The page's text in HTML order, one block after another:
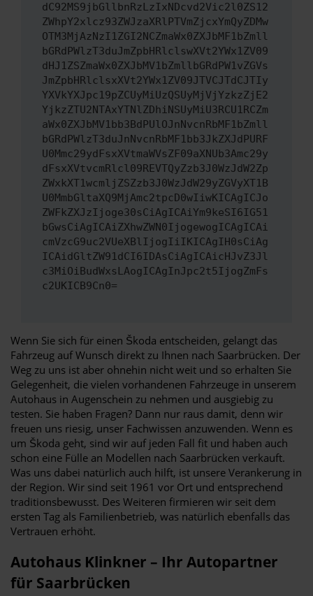
dC92MS9jbGllbnRzLzIxNDcvd2Vic2l0ZS12
ZWhpY2xlcz93ZWJzaXRlPTVmZjcxYmQyZDMw
OTM3MjAzNzI1ZGI2NCZmaWx0ZXJbMF1bZmll
bGRdPWlzT3duJmZpbHRlclswXVt2YWx1ZV09
dHJ1ZSZmaWx0ZXJbMV1bZmllbGRdPW1vZGVs
JmZpbHRlclsxXVt2YWx1ZV09JTVCJTdCJTIy
YXVkYXJpc19pZCUyMiUzQSUyMjVjYzkzZjE2
YjkzZTU2NTAxYTNlZDhiNSUyMiU3RCU1RCZm
aWx0ZXJbMV1bb3BdPUlOJnNvcnRbMF1bZmll
bGRdPWlzT3duJnNvcnRbMF1bb3JkZXJdPURF
U0Mmc29ydFsxXVtmaWVsZF09aXNUb3Amc29y
dFsxXVtvcmRlcl09REVTQyZzb3J0WzJdW2Zp
ZWxkXT1wcmljZSZzb3J0WzJdW29yZGVyXT1B
U0MmbGltaXQ9MjAmc2tpcD0wIiwKICAgICJo
ZWFkZXJzIjoge30sCiAgICAiYm9keSI6IG51
bGwsCiAgICAiZXhwZWN0IjogewogICAgICAi
cmVzcG9uc2VUeXBlIjogIiIKICAgIH0sCiAg
ICAidGltZW91dCI6IDAsCiAgICAicHJvZ3Jl
c3MiOiBudWxsLAogICAgInJpc2t5IjogZmFs
c2UKICB9Cn0=
Wenn Sie sich für einen Škoda entscheiden, gelangt das
Fahrzeug auf Wunsch direkt zu Ihnen nach Saarbrücken. Der
Weg zu uns ist aber ohnehin nicht weit und so erhalten Sie
Gelegenheit, die vielen vorhandenen Fahrzeuge in unserem
Autohaus in Augenschein zu nehmen und ausgiebig zu
testen. Sie haben Fragen? Dann nur raus damit, denn wir
freuen uns riesig, unser Fachwissen anzuwenden. Wenn es
um Škoda geht, sind wir auf jeden Fall fit und haben auch
schon eine Fülle an Modellen nach Saarbrücken verkauft.
Was uns dabei natürlich auch hilft, ist unsere Verankerung in
der Region. Wir sind seit 1961 vor Ort und entsprechend
traditionsbewusst. Des Weiteren firmieren wir seit dem
ersten Tag als Familienbetrieb, was natürlich ebenfalls das
Vertrauen erhöht.
Autohaus Klinkner – Ihr Autopartner
für Saarbrücken